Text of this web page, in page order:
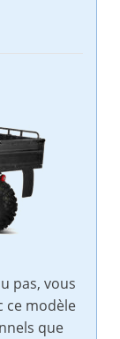
pas, vous
ce modèle
que